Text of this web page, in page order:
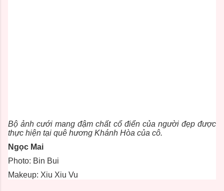
Bộ ảnh cưới mang đậm chất cổ điển của người đẹp được
thực hiện tại quê hương Khánh Hòa của cô.
Ngọc Mai
Photo: Bin Bui
Makeup: Xiu Xiu Vu